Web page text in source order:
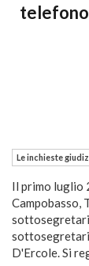
Le inchieste
Il primo luglio
Campobasso,
D'Ercole. Si